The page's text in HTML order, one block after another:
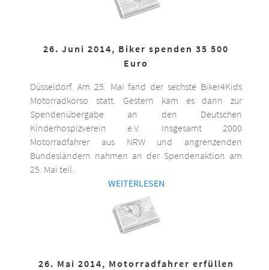
26. Juni 2014, Biker spenden 35 500
Euro
Düsseldorf. Am 25. Mai fand der sechste Biker4Kids
Motorradkorso statt. Gestern kam es dann zur
Spendenübergabe an den Deutschen
Kinderhospizverein e.V. Insgesamt 2000
Motorradfahrer aus NRW und angrenzenden
Bundesländern nahmen an der Spendenaktion am
25. Mai teil.
WEITERLESEN
26. Mai 2014, Motorradfahrer erfüllen